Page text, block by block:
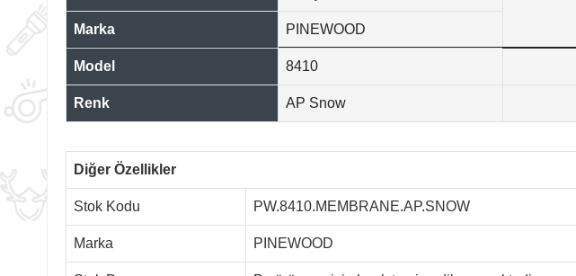
Marka PINEWOOD
Model 8410
Renk AP Snow
Diğer Özellikler
Stok Kodu PW.8410.MEMBRANE.AP.SNOW
Marka PINEWOOD